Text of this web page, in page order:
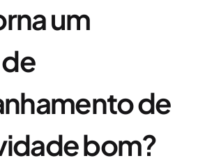
um
de
bom?